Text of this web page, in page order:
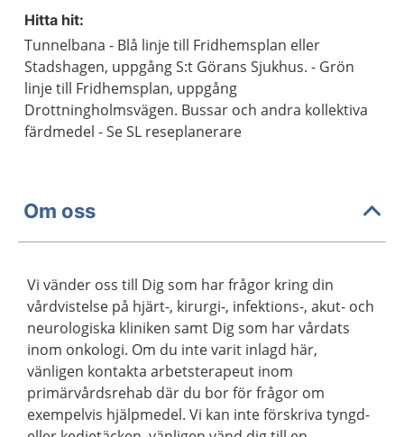
Hitta hit:
Tunnelbana - Blå linje till Fridhemsplan eller
Stadshagen, uppgång S:t Görans Sjukhus. - Grön
linje till Fridhemsplan, uppgång
Drottningholmsvägen. Bussar och andra kollektiva
färdmedel - Se SL reseplanerare
Om oss
Vi vänder oss till Dig som har frågor kring din
vårdvistelse på hjärt-, kirurgi-, infektions-, akut- och
neurologiska kliniken samt Dig som har vårdats
inom onkologi. Om du inte varit inlagd här,
vänligen kontakta arbetsterapeut inom
primärvårdsrehab där du bor för frågor om
exempelvis hjälpmedel. Vi kan inte förskriva tyngd-